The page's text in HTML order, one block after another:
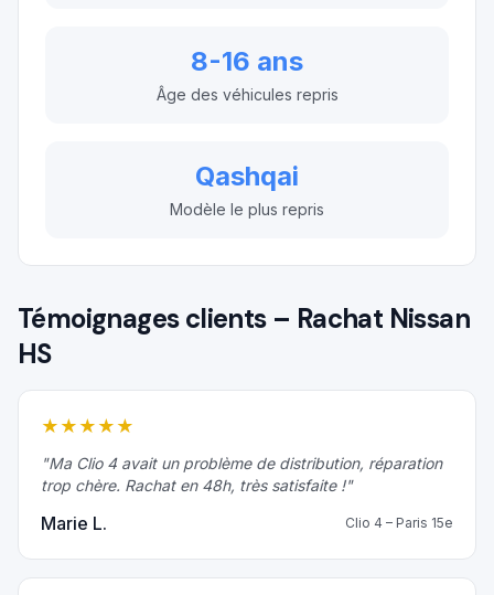
8-16 ans
Âge des véhicules repris
Qashqai
Modèle le plus repris
Témoignages clients – Rachat Nissan
HS
★ ★ ★ ★ ★
"Ma Clio 4 avait un problème de distribution, réparation
trop chère. Rachat en 48h, très satisfaite !"
Marie L. Clio 4 – Paris 15e